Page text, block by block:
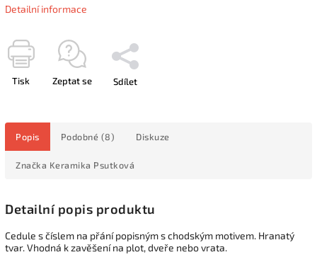
Detailní informace
Tisk Zeptat se Sdílet
Popis Podobné (8) Diskuze
Značka Keramika Psutková
Detailní popis produktu
Cedule s číslem na přání popisným s chodským motivem. Hranatý
tvar. Vhodná k zavěšení na plot, dveře nebo vrata.